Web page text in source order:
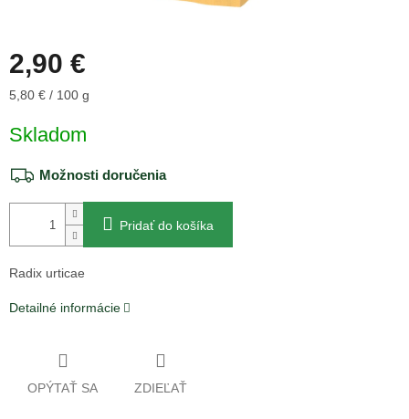
2,90 €
Jednotková
5,80 € / 100 g
Skladom
Možnosti doručenia
Pridať do košíka
Radix urticae
Detailné informácie
OPÝTAŤ SA ZDIEĽAŤ